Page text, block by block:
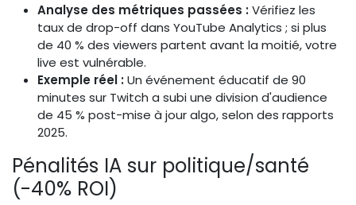
Analyse des métriques passées :Vérifiez les
taux de drop-off dans YouTube Analytics ; si plus
de 40 % des viewers partent avant la moitié, votre
live est vulnérable.
Exemple réel :Un événement éducatif de 90
minutes sur Twitch a subi une division d'audience
de 45 % post-mise à jour algo, selon des rapports
2025.
Pénalités IA sur politique/santé
(-40% ROI)